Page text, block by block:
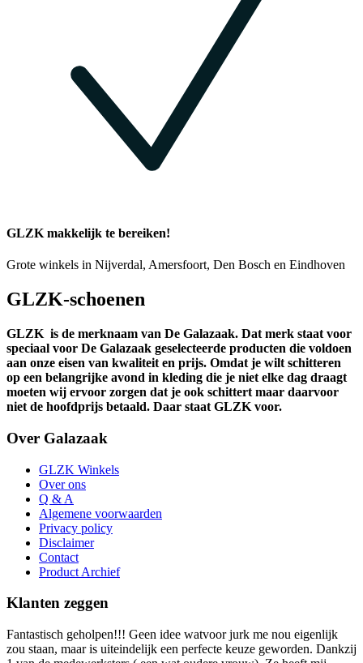
GLZK makkelijk te bereiken!
Grote winkels in Nijverdal, Amersfoort, Den Bosch en Eindhoven
GLZK-schoenen
GLZK is de merknaam van De Galazaak. Dat merk staat voor
speciaal voor De Galazaak geselecteerde producten die voldoen
aan onze eisen van kwaliteit en prijs. Omdat je wilt schitteren
op een belangrijke avond in kleding die je niet elke dag draagt
moeten wij ervoor zorgen dat je ook schittert maar daarvoor
niet de hoofdprijs betaald. Daar staat GLZK voor.
Over Galazaak
GLZK Winkels
Over ons
Q & A
Algemene voorwaarden
Privacy policy
Disclaimer
Contact
Product Archief
Klanten zeggen
Fantastisch geholpen!!! Geen idee watvoor jurk me nou eigenlijk
zou staan, maar is uiteindelijk een perfecte keuze geworden. Dankzij